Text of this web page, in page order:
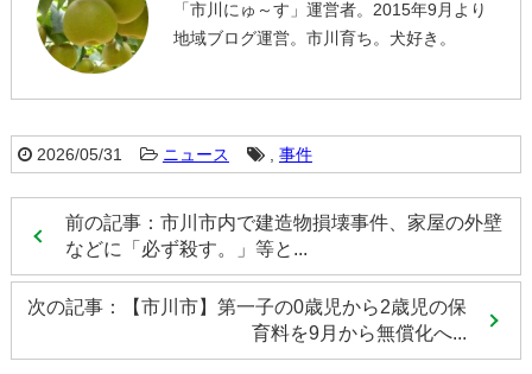
「市川にゅ～す」運営者。2015年9月より
地域ブログ運営。市川育ち。犬好き。
2026/05/31 ニュース , 事件
前の記事：市川市内で建造物損壊事件、家屋の外壁
などに「必ず殺す。」等と...
次の記事：【市川市】第一子の0歳児から2歳児の保
育料を9月から無償化へ...